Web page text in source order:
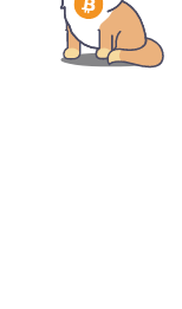
gli asset
principale di